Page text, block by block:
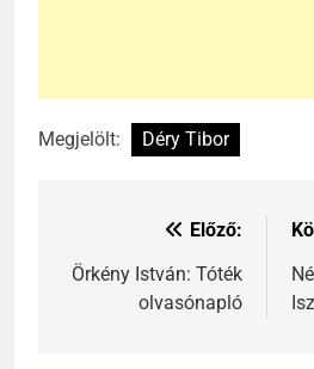
Megjelölt: Déry Tibor
Bejegyzés
navigáció
Előző:
Örkény István: Tóték
olvasónapló